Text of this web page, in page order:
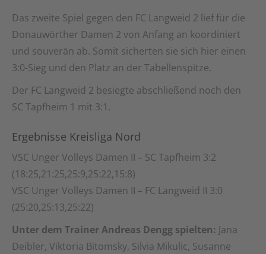
Das zweite Spiel gegen den FC Langweid 2 lief für die
Donauwörther Damen 2 von Anfang an koordiniert
und souverän ab. Somit sicherten sie sich hier einen
3:0-Sieg und den Platz an der Tabellenspitze.
Der FC Langweid 2 besiegte abschließend noch den
SC Tapfheim 1 mit 3:1.
Ergebnisse Kreisliga Nord
VSC Unger Volleys Damen II – SC Tapfheim 3:2
(18:25,21:25,25:9,25:22,15:8)
VSC Unger Volleys Damen II – FC Langweid II 3:0
(25:20,25:13,25:22)
Unter dem Trainer Andreas Dengg spielten: Jana
Deibler, Viktoria Bitomsky, Silvia Mikulic, Susanne